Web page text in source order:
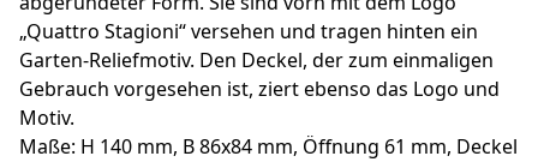
„Quattro Stagioni“ versehen und tragen hinten ein
Garten-Reliefmotiv. Den Deckel, der zum einmaligen
Gebrauch vorgesehen ist, ziert ebenso das Logo und
Motiv.
Maße: H 140 mm, B 86x84 mm, Öffnung 61 mm, Deckel